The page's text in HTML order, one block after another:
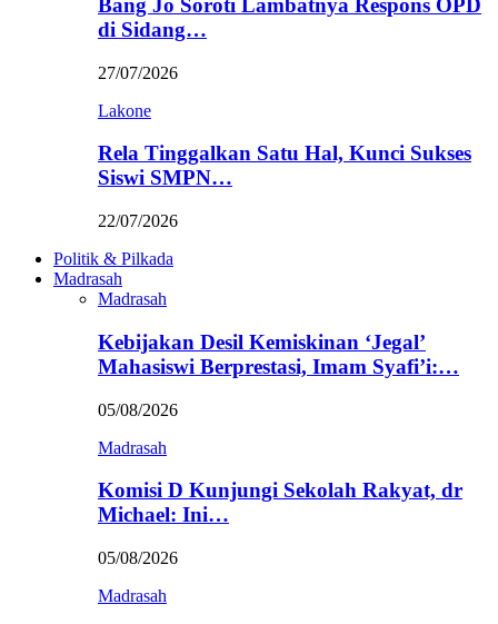
Bang Jo Soroti Lambatnya Respons OPD
di Sidang…
27/07/2026
Lakone
Rela Tinggalkan Satu Hal, Kunci Sukses
Siswi SMPN…
22/07/2026
Politik & Pilkada
Madrasah
Madrasah
Kebijakan Desil Kemiskinan ‘Jegal’
Mahasiswi Berprestasi, Imam Syafi’i:…
05/08/2026
Madrasah
Komisi D Kunjungi Sekolah Rakyat, dr
Michael: Ini…
05/08/2026
Madrasah